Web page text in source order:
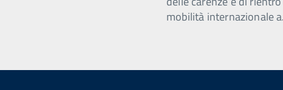
mobilità internazionale a.